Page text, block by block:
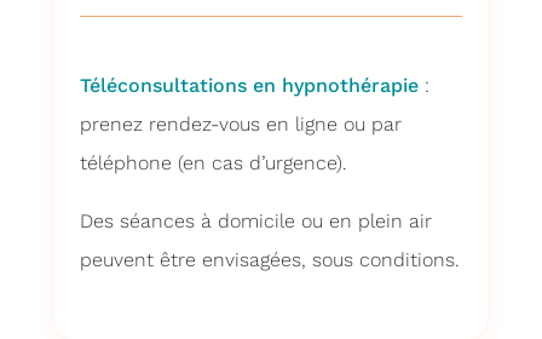
Téléconsultations en hypnothérapie:
prenez rendez-vous en ligne ou par
téléphone (en cas d’urgence).
Des séances à domicile ou en plein air
peuvent être envisagées, sous conditions.